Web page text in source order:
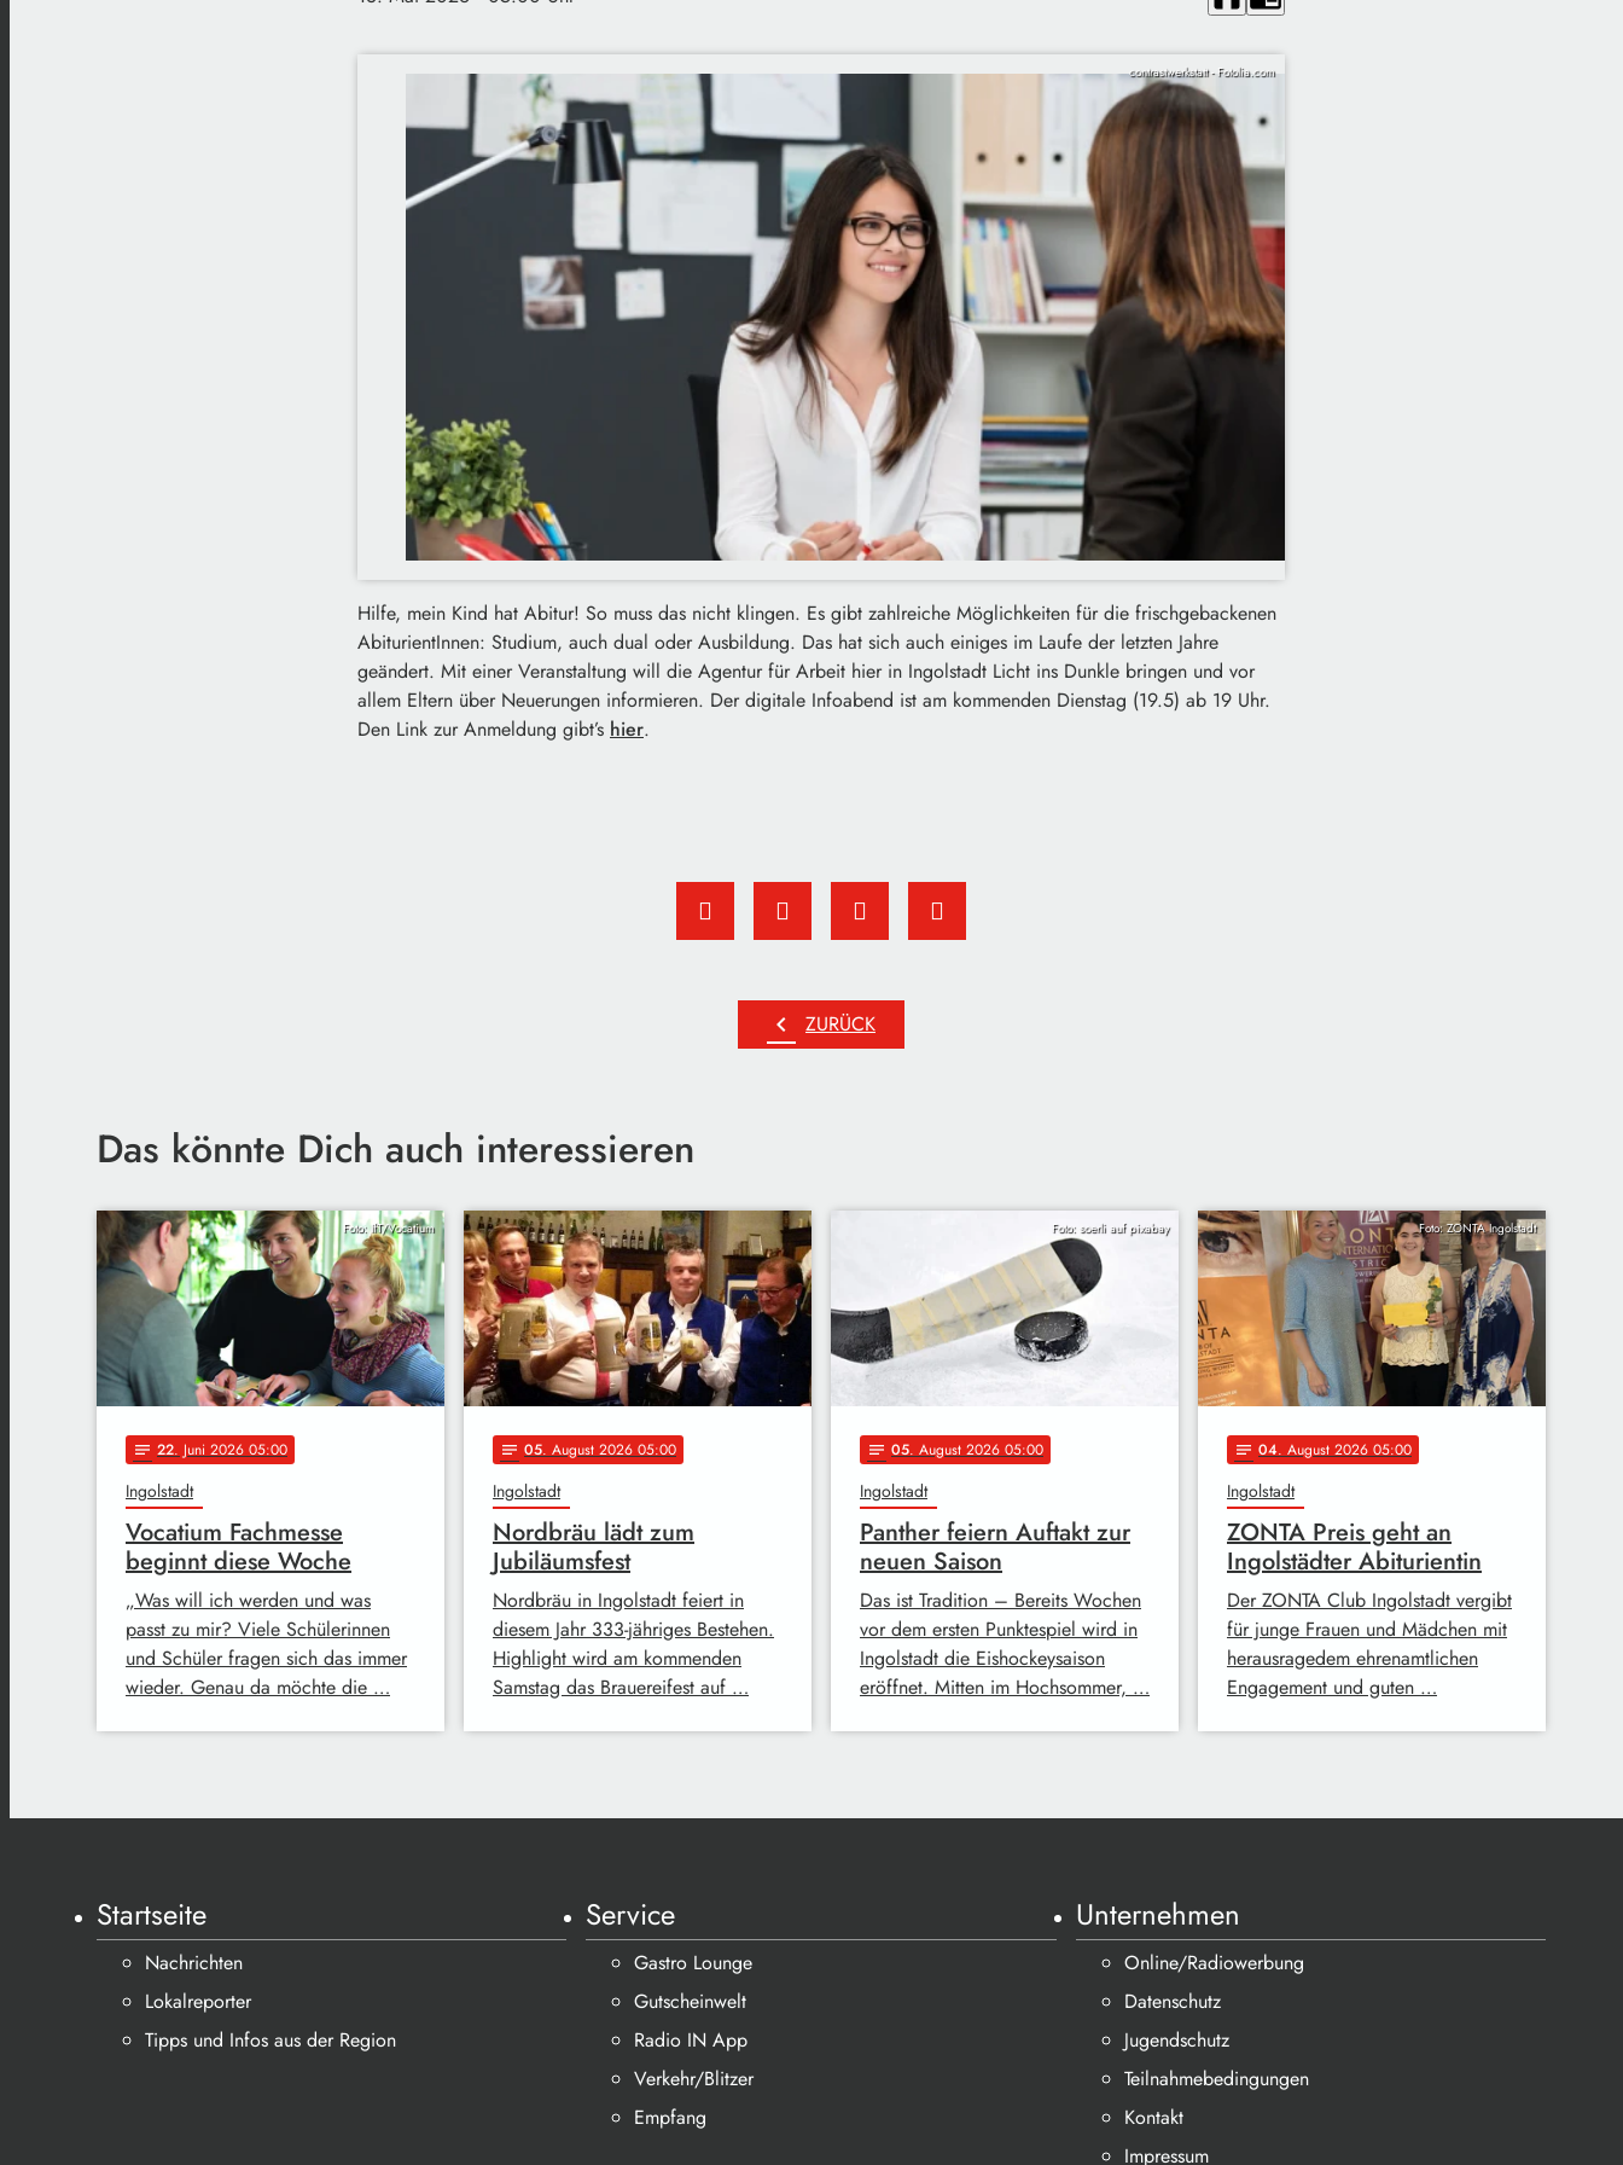
contrastwerkstatt - Fotolia.com
Hilfe, mein Kind hat Abitur! So muss das nicht klingen. Es gibt zahlreiche Möglichkeiten für die frischgebackenen
AbiturientInnen: Studium, auch dual oder Ausbildung. Das hat sich auch einiges im Laufe der letzten Jahre
geändert. Mit einer Veranstaltung will die Agentur für Arbeit hier in Ingolstadt Licht ins Dunkle bringen und vor
allem Eltern über Neuerungen informieren. Der digitale Infoabend ist am kommenden Dienstag (19.5) ab 19 Uhr.
Den Link zur Anmeldung gibt’s hier.
chevron_left ZURÜCK
Das könnte Dich auch interessieren
Foto: IfT/Vocatium
notes 22. Juni 2026 05:00
Ingolstadt
Vocatium Fachmesse
beginnt diese Woche
„Was will ich werden und was
passt zu mir? Viele Schülerinnen
und Schüler fragen sich das immer
wieder. Genau da möchte die …
notes 05. August 2026 05:00
Ingolstadt
Nordbräu lädt zum
Jubiläumsfest
Nordbräu in Ingolstadt feiert in
diesem Jahr 333-jähriges Bestehen.
Highlight wird am kommenden
Samstag das Brauereifest auf …
Foto: soerli auf pixabay
notes 05. August 2026 05:00
Ingolstadt
Panther feiern Auftakt zur
neuen Saison
Das ist Tradition – Bereits Wochen
vor dem ersten Punktespiel wird in
Ingolstadt die Eishockeysaison
eröffnet. Mitten im Hochsommer, …
Foto: ZONTA Ingolstadt
notes 04. August 2026 05:00
Ingolstadt
ZONTA Preis geht an
Ingolstädter Abiturientin
Der ZONTA Club Ingolstadt vergibt
für junge Frauen und Mädchen mit
herausragedem ehrenamtlichen
Engagement und guten …
Startseite
Nachrichten
Lokalreporter
Tipps und Infos aus der Region
Service
Gastro Lounge
Gutscheinwelt
Radio IN App
Verkehr/Blitzer
Empfang
Unternehmen
Online/Radiowerbung
Datenschutz
Jugendschutz
Teilnahmebedingungen
Kontakt
Impressum